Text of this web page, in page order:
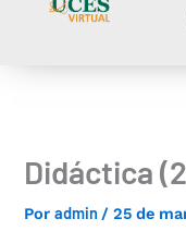
Didáctica
Poradmin /25 de